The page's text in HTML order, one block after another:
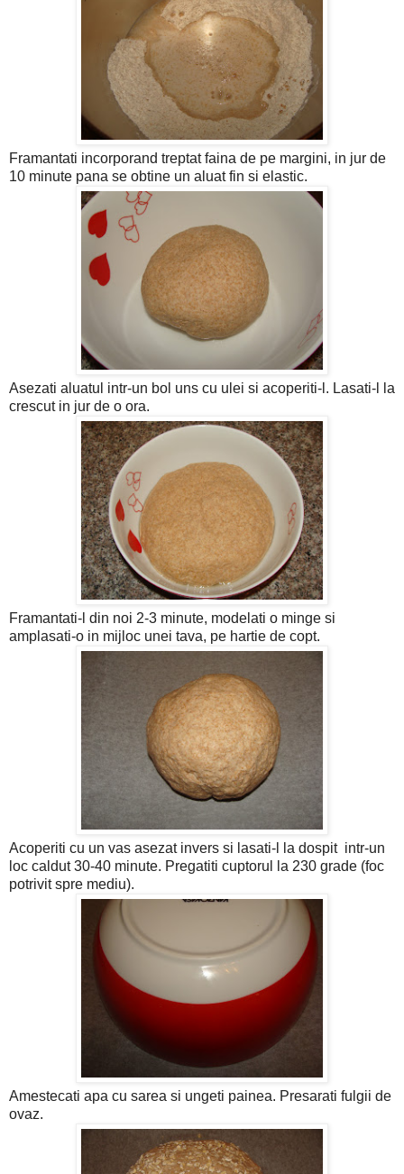
Framantati incorporand treptat faina de pe margini, in jur de
10 minute pana se obtine un aluat fin si elastic.
Asezati aluatul intr-un bol uns cu ulei si acoperiti-l. Lasati-l la
crescut in jur de o ora.
Framantati-l din noi 2-3 minute, modelati o minge si
amplasati-o in mijloc unei tava, pe hartie de copt.
Acoperiti cu un vas asezat invers si lasati-l la dospit intr-un
loc caldut 30-40 minute. Pregatiti cuptorul la 230 grade (foc
potrivit spre mediu).
Amestecati apa cu sarea si ungeti painea. Presarati fulgii de
ovaz.